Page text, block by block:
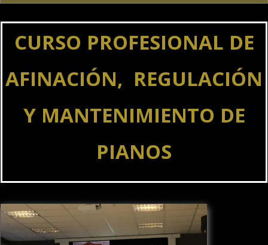
CURSO PROFESIONAL DE
AFINACIÓN, REGULACIÓN
Y MANTENIMIENTO DE
PIANOS